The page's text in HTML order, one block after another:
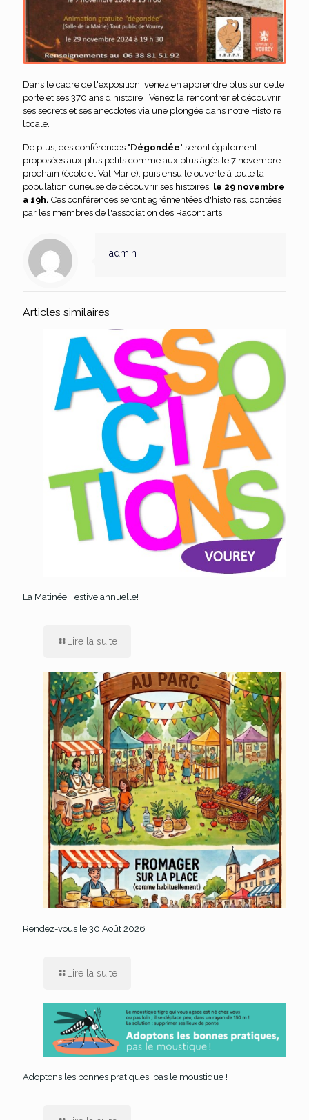
Dans le cadre de l'exposition, venez en apprendre plus sur cette
porte et ses 370 ans d'histoire ! Venez la rencontrer et découvrir
ses secrets et ses anecdotes via une plongée dans notre Histoire
locale.
De plus, des conférences "Dégondée" seront également
proposées aux plus petits comme aux plus âgés le 7 novembre
prochain (école et Val Marie), puis ensuite ouverte à toute la
population curieuse de découvrir ses histoires, le 29 novembre
a 19h. Ces conférences seront agrémentées d'histoires, contées
par les membres de l'association des Racont'arts.
admin
Articles similaires
La Matinée Festive annuelle!
Lire la suite
Rendez-vous le 30 Août 2026
Lire la suite
Adoptons les bonnes pratiques, pas le moustique !